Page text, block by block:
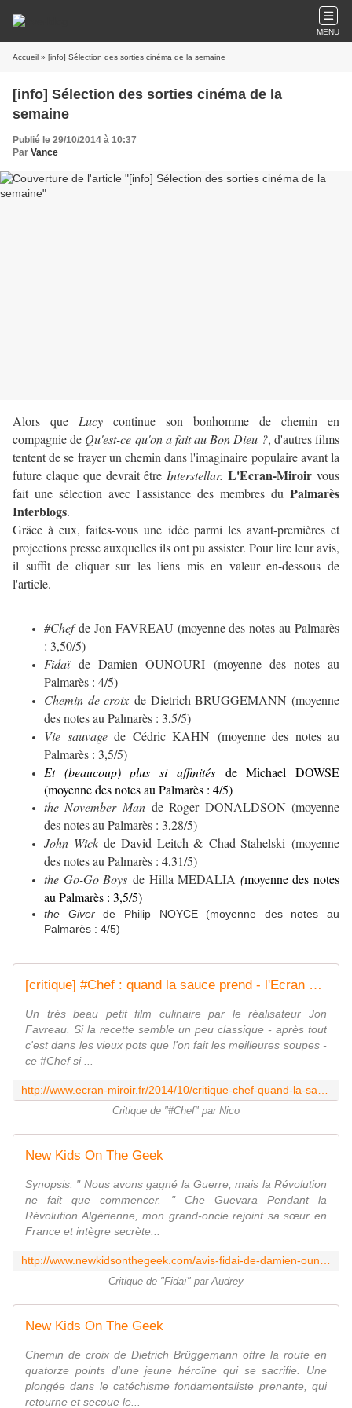
MENU
Accueil » [info] Sélection des sorties cinéma de la semaine
[info] Sélection des sorties cinéma de la
semaine
Publié le 29/10/2014 à 10:37
Par Vance
Alors que Lucy continue son bonhomme de chemin en
compagnie de Qu'est-ce qu'on a fait au Bon Dieu ?, d'autres films
tentent de se frayer un chemin dans l'imaginaire populaire avant la
future claque que devrait être Interstellar.L'Ecran-Miroir vous
fait une sélection avec l'assistance des membres du Palmarès
Interblogs.
Grâce à eux, faites-vous une idée parmi les avant-premières et
projections presse auxquelles ils ont pu assister. Pour lire leur avis,
il suffit de cliquer sur les liens mis en valeur en-dessous de
l'article.
#Chefde Jon FAVREAU (moyenne des notes au Palmarès
: 3,50/5)
Fidaï de Damien OUNOURI (moyenne des notes au
Palmarès : 4/5)
Chemin de croix de Dietrich BRUGGEMANN (moyenne
des notes au Palmarès : 3,5/5)
Vie sauvagede Cédric KAHN (moyenne des notes au
Palmarès : 3,5/5)
Et (beaucoup) plus si affinités de Michael DOWSE
(moyenne des notes au Palmarès : 4/5)
the November Man de Roger DONALDSON (moyenne
des notes au Palmarès : 3,28/5)
John Wickde David Leitch & Chad Stahelski (moyenne
des notes au Palmarès : 4,31/5)
the Go-Go Boys de Hilla MEDALIA (moyenne des notes
au Palmarès : 3,5/5)
the Giverde Philip NOYCE (moyenne des notes au
Palmarès : 4/5)
[critique] #Chef : quand la sauce prend - l'Ecran Miroir
Un très beau petit film culinaire par le réalisateur Jon
Favreau. Si la recette semble un peu classique - après tout
c'est dans les vieux pots que l'on fait les meilleures soupes -
ce #Chef si ...
Critique de "#Chef" par Nico
New Kids On The Geek
Synopsis: " Nous avons gagné la Guerre, mais la Révolution
ne fait que commencer. " Che Guevara Pendant la
Révolution Algérienne, mon grand-oncle rejoint sa sœur en
France et intègre secrète...
Critique de "Fidaï" par Audrey
New Kids On The Geek
Chemin de croix de Dietrich Brüggemann offre la route en
quatorze points d'une jeune héroïne qui se sacrifie. Une
plongée dans le catéchisme fondamentaliste prenante, qui
retourne et secoue le...